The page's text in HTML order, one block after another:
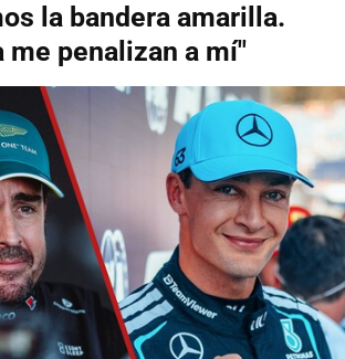
la bandera amarilla.
me penalizan a mí"